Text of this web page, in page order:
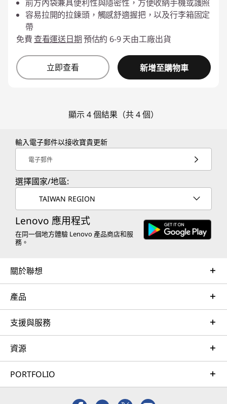
前方內袋兼具便利性與隱密性，方便收納手機或護照
容易拉開的拉鍊頭，觸感舒適握把，以及行李箱固定
帶
免費 查看運送日期預估約 6-9 天由工廠出貨
立即查看 新增至購物車
顯示 4 個結果（共 4 個）
輸入電子郵件以接收寶貴更新
電子郵件
選擇國家/地區:
TAIWAN REGION
Lenovo 應用程式
在同一個地方體驗 Lenovo 產品商店和服
務。
關於聯想
產品
支援與服務
資源
PORTFOLIO